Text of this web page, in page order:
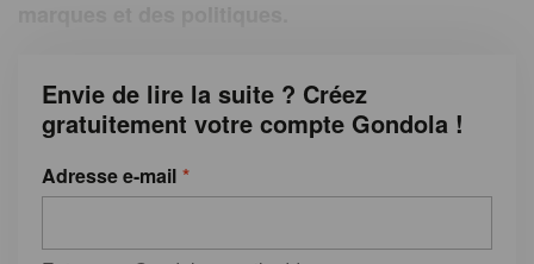
Envie de lire la suite ? Créez
gratuitement votre compte Gondola !
Adresse e-mail